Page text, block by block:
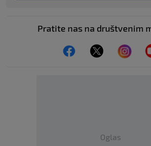
Pratite nas na društvenim
Oglas